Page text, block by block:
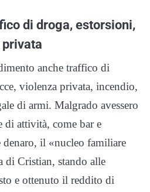
di droga, estorsioni,
anche traffico di
violenza privata, incendio,
di armi. Malgrado avessero
di attività, come bar e
denaro, il «nucleo familiare
di Cristian, stando alle
e ottenuto il reddito di